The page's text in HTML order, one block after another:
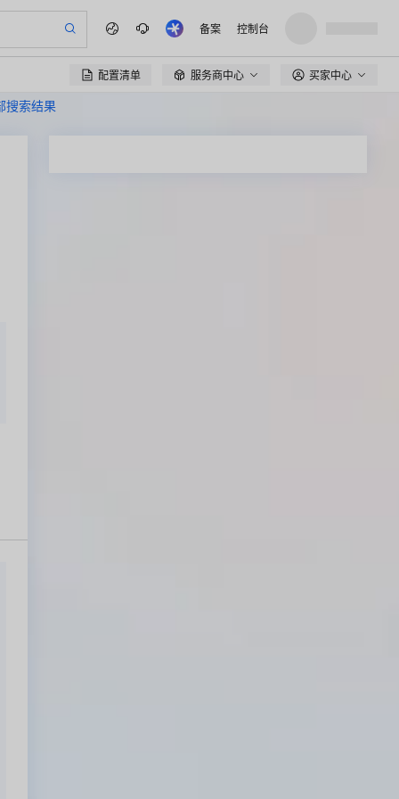
搜索结果
备案 控制台
配置清单  服务商中心 买家中心